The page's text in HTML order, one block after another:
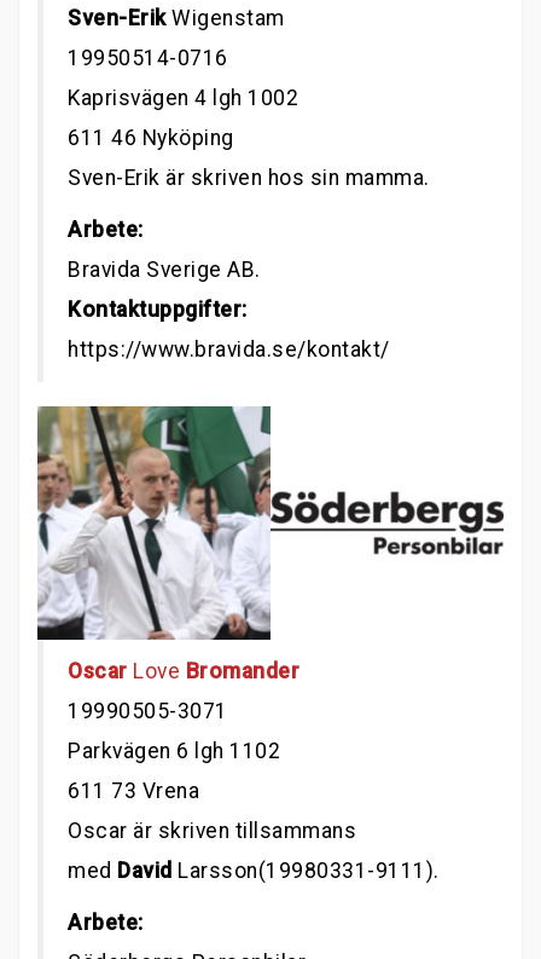
Sven-ErikWigenstam
19950514-0716
Kaprisvägen 4 lgh 1002
611 46 Nyköping
Sven-Erik är skriven hos sin mamma.
Arbete:
Bravida Sverige AB.
Kontaktuppgifter:
https://www.bravida.se/kontakt/
Oscar Love Bromander
19990505-3071
Parkvägen 6 lgh 1102
611 73 Vrena
Oscar är skriven tillsammans
med David Larsson(19980331-9111).
Arbete: